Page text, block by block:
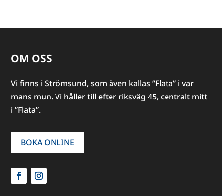
OM OSS
Vi finns i Strömsund, som även kallas ”Flata” i var
mans mun. Vi håller till efter riksväg 45, centralt mitt
i ”Flata”.
BOKA ONLINE